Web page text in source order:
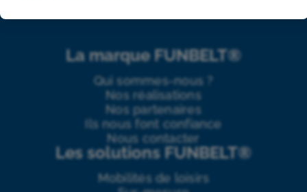
La marque FUNBELT®
Qui sommes-nous ?
Nos réalisations
Nos partenaires
Ils nous font confiance
Nous contacter
Les solutions FUNBELT®
Mobilités de loisirs